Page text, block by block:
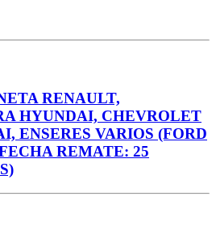
RENAULT,
HYUNDAI, CHEVROLET
ENSERES VARIOS (FORD
REMATE: 25